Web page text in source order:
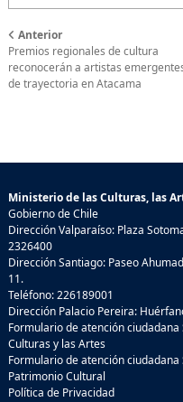
Anterior
Premios regionales de cultura
reconocerán a artistas
de trayectoria en Atacama
Ministerio de las Culturas, las
Gobierno de Chile
Dirección Valparaíso: Plaza
2326400
Dirección Santiago: Paseo
11.
Teléfono: 226189001
Dirección Palacio Pereira:
Formulario de atención
Culturas y las Artes
Formulario de atención
Patrimonio Cultural
Política de Privacidad